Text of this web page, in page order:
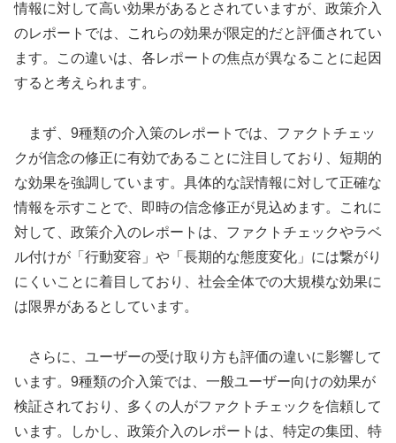
情報に対して高い効果があるとされていますが、政策介入
のレポートでは、これらの効果が限定的だと評価されてい
ます。この違いは、各レポートの焦点が異なることに起因
すると考えられます。
まず、9種類の介入策のレポートでは、ファクトチェッ
クが信念の修正に有効であることに注目しており、短期的
な効果を強調しています。具体的な誤情報に対して正確な
情報を示すことで、即時の信念修正が見込めます。これに
対して、政策介入のレポートは、ファクトチェックやラベ
ル付けが「行動変容」や「長期的な態度変化」には繋がり
にくいことに着目しており、社会全体での大規模な効果に
は限界があるとしています。
さらに、ユーザーの受け取り方も評価の違いに影響して
います。9種類の介入策では、一般ユーザー向けの効果が
検証されており、多くの人がファクトチェックを信頼して
います。しかし、政策介入のレポートは、特定の集団、特